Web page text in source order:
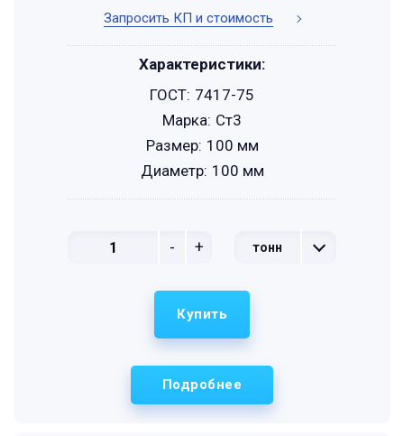
Запросить КП и стоимость
- + тонн
Характеристики:
ГОСТ: 7417-75
Марка: Ст3
Размер: 100 мм
Диаметр: 100 мм
Подробнее
Купить